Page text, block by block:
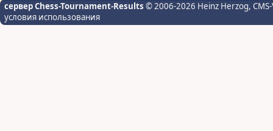
сервер Chess-Tournament-Results © 2006-2026 Heinz Herzog,
условия использования